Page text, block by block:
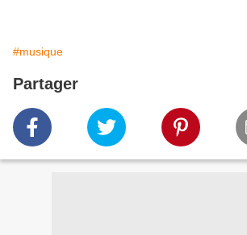
#musique
Partager